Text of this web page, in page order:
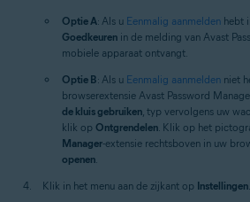
Optie A: Als u Eenmalig aanmelden hebt
Goedkeuren in de melding van Avast
mobiele apparaat ontvangt.
Optie B: Als u Eenmalig aanmelden niet
browserextensie Avast Password
de kluis gebruiken, typ vervolgens uw
klik op Ontgrendelen. Klik op het
Manager-extensie rechtsboven in uw
openen.
Klik in het menu aan de zijkant op Instellingen.